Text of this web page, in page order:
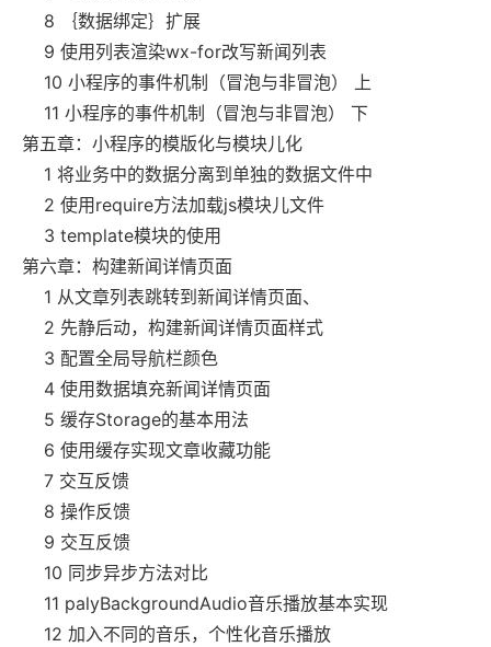
8 ｛数据绑定｝扩展
9 使用列表渲染wx-for改写新闻列表
10 小程序的事件机制（冒泡与非冒泡） 上
11 小程序的事件机制（冒泡与非冒泡） 下
第五章：小程序的模版化与模块儿化
1 将业务中的数据分离到单独的数据文件中
2 使用require方法加载js模块儿文件
3 template模块的使用
第六章：构建新闻详情页面
1 从文章列表跳转到新闻详情页面、
2 先静后动，构建新闻详情页面样式
3 配置全局导航栏颜色
4 使用数据填充新闻详情页面
5 缓存Storage的基本用法
6 使用缓存实现文章收藏功能
7 交互反馈
8 操作反馈
9 交互反馈
10 同步异步方法对比
11 palyBackgroundAudio音乐播放基本实现
12 加入不同的音乐，个性化音乐播放